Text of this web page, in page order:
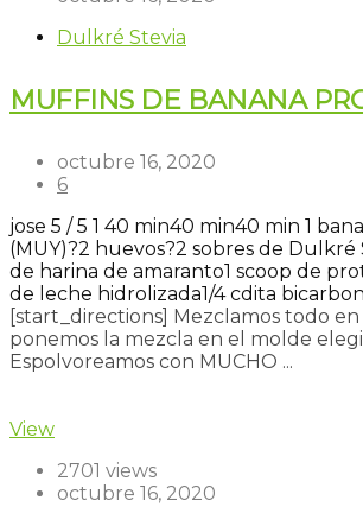
Dulkré Stevia
MUFFINS DE BANANA
octubre 16, 2020
6
jose 5 /5 1 40 min40 min40 min 1
(MUY)?2 huevos?2 sobres de Dulkré
de harina de amaranto1 scoop de
de leche hidrolizada1/4 cdita
[start_directions] Mezclamos todo
ponemos la mezcla en el molde
Espolvoreamos con MUCHO ...
View
2701 views
octubre 16, 2020